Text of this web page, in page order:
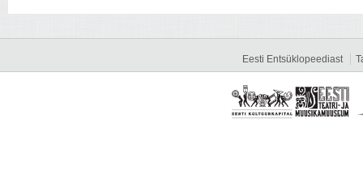
Eesti Entsüklopeediast